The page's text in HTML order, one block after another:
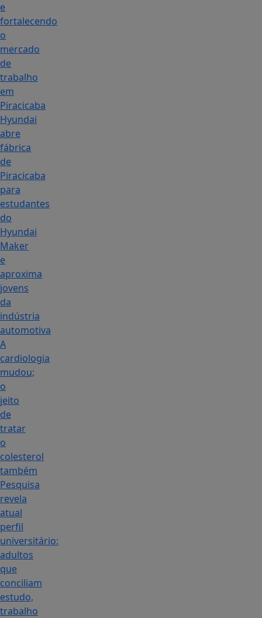
e
fortalecendo
o
mercado
de
trabalho
em
Piracicaba
Hyundai
abre
fábrica
de
Piracicaba
para
estudantes
do
Hyundai
Maker
e
aproxima
jovens
da
indústria
automotiva
A
cardiologia
mudou;
o
jeito
de
tratar
o
colesterol
também
Pesquisa
revela
atual
perfil
universitário:
adultos
que
conciliam
estudo,
trabalho